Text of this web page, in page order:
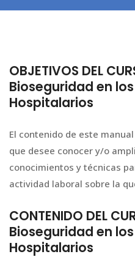
OBJETIVOS DEL
Bioseguridad en
Hospitalarios
El contenido de este
que desee conocer y/o
conocimientos y técnicas
actividad laboral sobre la
CONTENIDO DEL
Bioseguridad en
Hospitalarios